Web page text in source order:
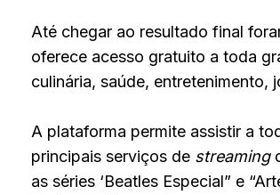
Até chegar ao resultado final
oferece acesso gratuito a toda
culinária, saúde, entretenimento,
A plataforma permite assistir a
principais serviços de streaming
as séries ‘Beatles Especial” e